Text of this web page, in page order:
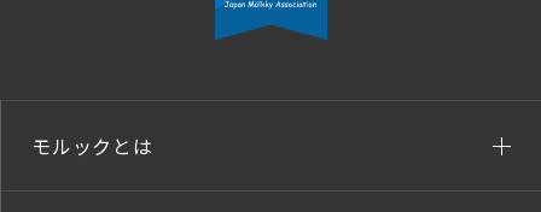
モルックとは